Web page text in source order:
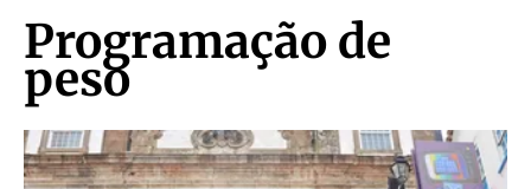
Programação de
peso